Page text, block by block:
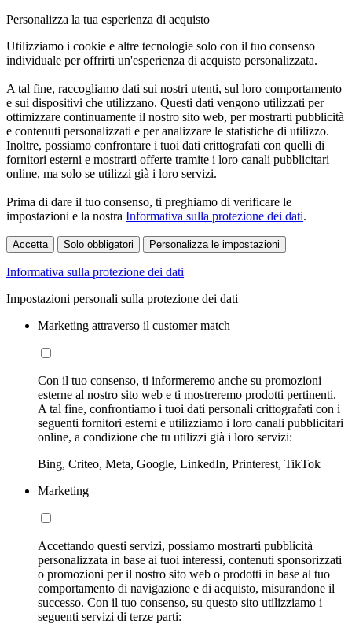
Personalizza la tua esperienza di acquisto
Utilizziamo i cookie e altre tecnologie solo con il tuo consenso
individuale per offrirti un'esperienza di acquisto personalizzata.
A tal fine, raccogliamo dati sui nostri utenti, sul loro comportamento
e sui dispositivi che utilizzano. Questi dati vengono utilizzati per
ottimizzare continuamente il nostro sito web, per mostrarti pubblicità
e contenuti personalizzati e per analizzare le statistiche di utilizzo.
Inoltre, possiamo confrontare i tuoi dati crittografati con quelli di
fornitori esterni e mostrarti offerte tramite i loro canali pubblicitari
online, ma solo se utilizzi già i loro servizi.
Prima di dare il tuo consenso, ti preghiamo di verificare le
impostazioni e la nostra Informativa sulla protezione dei dati.
Accetta Solo obbligatori Personalizza le impostazioni
Informativa sulla protezione dei dati
Impostazioni personali sulla protezione dei dati
Marketing attraverso il customer match
Con il tuo consenso, ti informeremo anche su promozioni
esterne al nostro sito web e ti mostreremo prodotti pertinenti.
A tal fine, confrontiamo i tuoi dati personali crittografati con i
seguenti fornitori esterni e utilizziamo i loro canali pubblicitari
online, a condizione che tu utilizzi già i loro servizi:
Bing, Criteo, Meta, Google, LinkedIn, Printerest, TikTok
Marketing
Accettando questi servizi, possiamo mostrarti pubblicità
personalizzata in base ai tuoi interessi, contenuti sponsorizzati
o promozioni per il nostro sito web o prodotti in base al tuo
comportamento di navigazione e di acquisto, misurandone il
successo. Con il tuo consenso, su questo sito utilizziamo i
seguenti servizi di terze parti: